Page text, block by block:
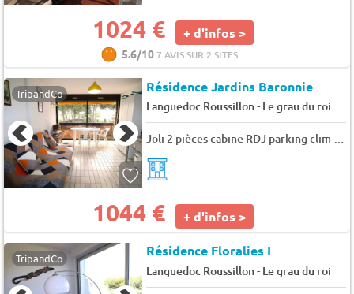
1024 € + d'infos >
5.6/107 AVIS SUR 2 SITES
TripandCo Résidence Jardins Baronnie
Languedoc Roussillon- Le grau du roi
Joli 2 pièces cabine RDJ parking clim 100m plage - 4 pers. - 30m2 - TV
1044 € + d'infos >
TripandCo Résidence Floralies I
Languedoc Roussillon- Le grau du roi